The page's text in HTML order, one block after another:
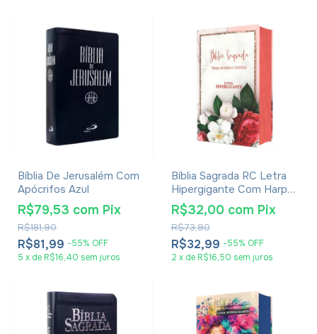
Bíblia De Jerusalém Com
Apócrifos Azul
R$81,99 -55% OFF
R$181,90
R$79,53 com Pix
5 x de R$16,40 sem juros
Bíblia Sagrada RC Letra
Hipergigante Com Harpa
Avivada E Corinhos Capa
Dura Flores Realista
R$32,99 -55% OFF
R$73,90
R$32,00 com Pix
2 x de R$16,50 sem juros